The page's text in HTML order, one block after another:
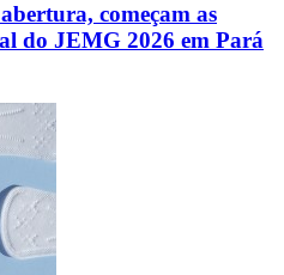
começam as
do JEMG 2026 em Pará